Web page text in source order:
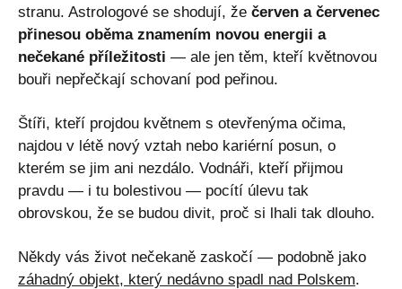
stranu. Astrologové se shodují, že červen a červenec
přinesou oběma znamením novou energii a
nečekané příležitosti — ale jen těm, kteří květnovou
bouři nepřečkají schovaní pod peřinou.
Štíři, kteří projdou květnem s otevřenýma očima,
najdou v létě nový vztah nebo kariérní posun, o
kterém se jim ani nezdálo. Vodnáři, kteří přijmou
pravdu — i tu bolestivou — pocítí úlevu tak
obrovskou, že se budou divit, proč si lhali tak dlouho.
Někdy vás život nečekaně zaskočí — podobně jako
záhadný objekt, který nedávno spadl nad Polskem.